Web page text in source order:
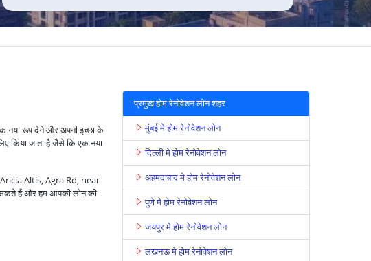
नया रूप देने और अपनी इच्छा के
किया जाता है जैसे कि एक नया
Altis, Agra Rd, near
हैं और हम आपकी लोन की
प्रमुख होम रेनोवेशन लोन शहर
मुंबई मे होम रेनोवेशन लोन
दिल्ली मे होम रेनोवेशन लोन
अहमदाबाद मे होम रेनोवेशन लोन
पुणे मे होम रेनोवेशन लोन
जयपुर मे होम रेनोवेशन लोन
लखनऊ मे होम रेनोवेशन लोन